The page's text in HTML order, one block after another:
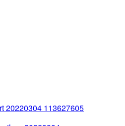
20220304 113627605